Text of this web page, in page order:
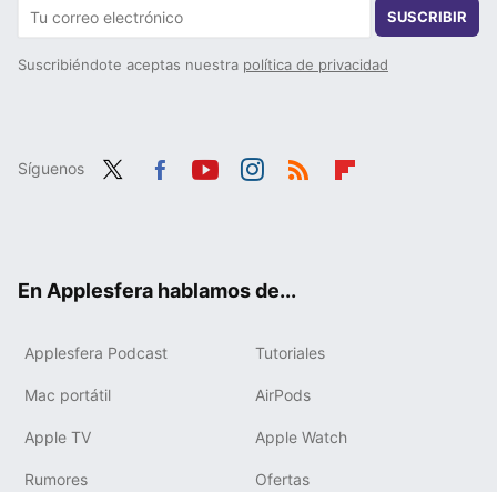
SUSCRIBIR
Suscribiéndote aceptas nuestra política de privacidad
Síguenos
En Applesfera hablamos de...
Applesfera Podcast Tutoriales
Mac portátil AirPods
Apple TV Apple Watch
Rumores Ofertas